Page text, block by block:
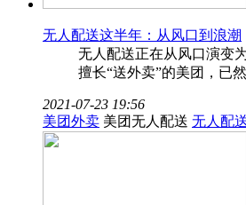
无人配送这半年：从风口到浪潮
无人配送正在从风口演变
擅长“送外卖”的美团，已
2021-07-23 19:56
美团外卖 美团无人配送 无人配